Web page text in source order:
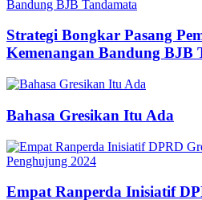
Strategi Bongkar Pasang
Kemenangan Bandung BJB
Bahasa Gresikan Itu Ada
Empat Ranperda Inisiatif